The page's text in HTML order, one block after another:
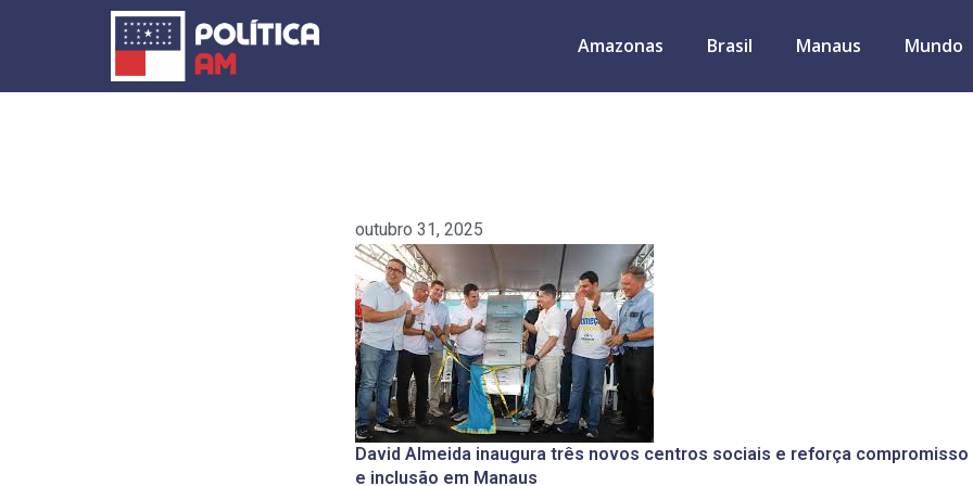
conteúdo
Amazonas Brasil Manaus Mundo
outubro 31, 2025
David Almeida inaugura três novos centros sociais e reforça compromisso
e inclusão em Manaus